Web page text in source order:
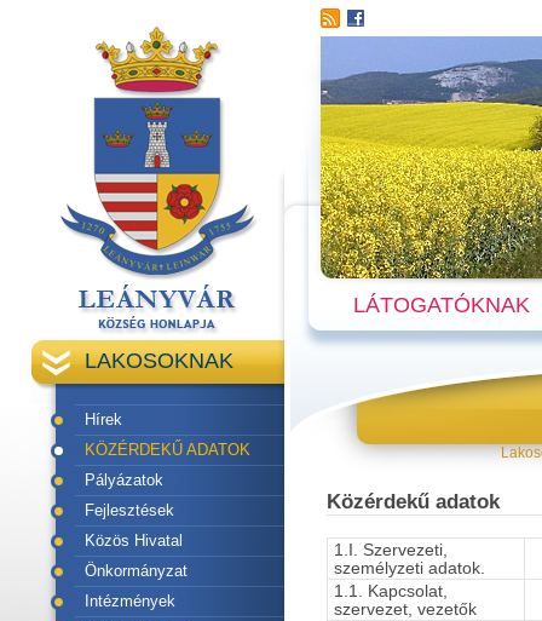
LAKOSOKNAK
Hírek
KÖZÉRDEKŰ ADATOK
Pályázatok
Fejlesztések
Közös Hivatal
Önkormányzat
Intézmények
LÁTOGATÓKNAK
Közérdekű adatok
1.I. Szervezeti,
személyzeti adatok.
1.1. Kapcsolat,
szervezet, vezetők